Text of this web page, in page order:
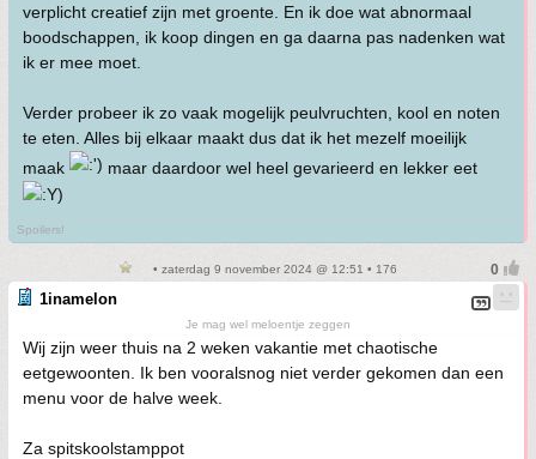
verplicht creatief zijn met groente. En ik doe wat abnormaal
boodschappen, ik koop dingen en ga daarna pas nadenken wat
ik er mee moet.
Verder probeer ik zo vaak mogelijk peulvruchten, kool en noten
te eten. Alles bij elkaar maakt dus dat ik het mezelf moeilijk
maak
maar daardoor wel heel gevarieerd en lekker eet
Spoilers!
• zaterdag 9 november 2024 @ 12:51 • 176
1inamelon
Je mag wel meloentje zeggen
Wij zijn weer thuis na 2 weken vakantie met chaotische
eetgewoonten. Ik ben vooralsnog niet verder gekomen dan een
menu voor de halve week.
Za spitskoolstamppot